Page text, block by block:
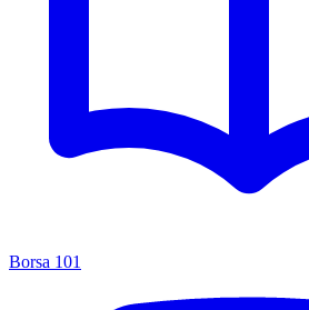
Borsa 101